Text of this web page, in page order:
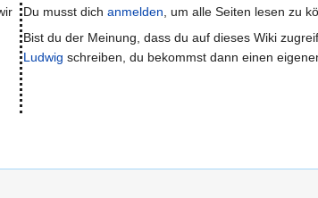
Du musst dich anmelden , um alle Seiten lesen zu
Bist du der Meinung, dass du auf dieses Wiki
Ludwig schreiben, du bekommst dann einen